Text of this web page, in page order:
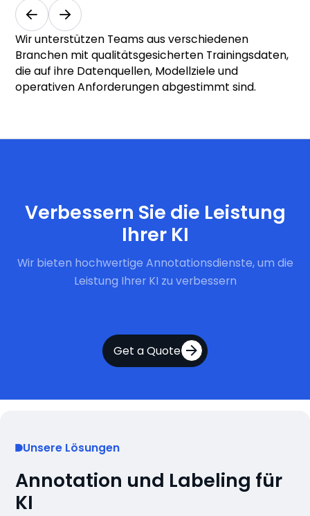
Wir unterstützen Teams aus verschiedenen
Branchen mit qualitätsgesicherten Trainingsdaten,
die auf ihre Datenquellen, Modellziele und
operativen Anforderungen abgestimmt sind.
Verbessern Sie die Leistung
Ihrer KI
Wir bieten hochwertige Annotationsdienste, um die
Leistung Ihrer KI zu verbessern
Get a Quote
Unsere Lösungen
Annotation und Labeling für
KI